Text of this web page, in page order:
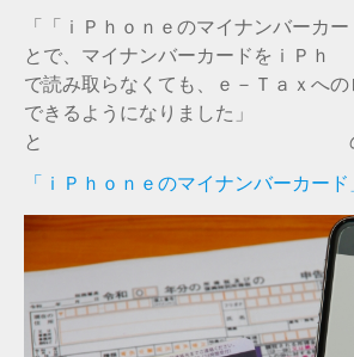
「「ｉＰｈｏｎｅのマイナンバーカ
とで、マイナンバーカードを
で読み取らなくても、ｅ－Ｔａｘへ
できるようになりました」
と のことで
「ｉＰｈｏｎｅのマイナンバーカー